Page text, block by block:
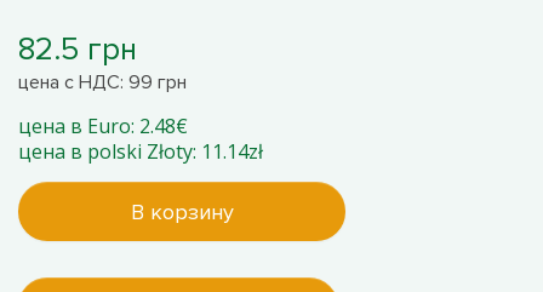
82.5 грн
цена с НДС: 99 грн
цена в Euro: 2.48€
цена в polski Złoty: 11.14zł
В корзину